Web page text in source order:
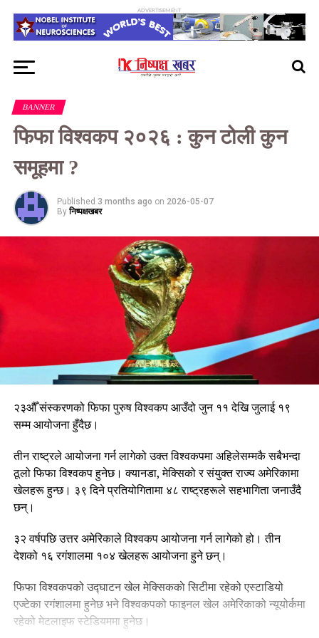
ADVERTISEMENT
BANNER
फिफा विश्वकप २०२६ : कुन टोली कुन
समूहमा ?
Published 3 months ago on 2026-05-07
By निष्पक्षखबर
२३औँ संस्करणको फिफा पुरुष विश्वकप आउँदो जुन ११ देखि जुलाई १९
सम्म आयोजना हुँदैछ।
तीन राष्ट्रले आयोजना गर्न लागेको उक्त विश्वकपमा अहिलेसम्मकै सबैभन्दा
ठूलो फिफा विश्वकप हुनेछ। क्यानडा, मेक्सिको र संयुक्त राज्य अमेरिकामा
खेलहरू हुन्छ। ३९ दिने प्रतियोगितामा ४८ राष्ट्रहरूले सहभागिता जनाउँदै
छन्।
३२ वर्षपछि उत्तर अमेरिकाले विश्वकप आयोजना गर्न लागेको हो। तीन
देशको १६ रगंशालमा १०४ खेलहरू आयोजना हुने छन्।
फिफा विश्वकपको उद्घाटन खेल मेक्सिककाे सिटीमा रहेको एस्टाडियो
एज्टेका रगंशालमा हुनेछ भने विश्वकपको फाइनल खेल अमेरिकाको न्यूयोर्कमा
रहेको मेटलाइफ स्टेडियममा हुनेछ।